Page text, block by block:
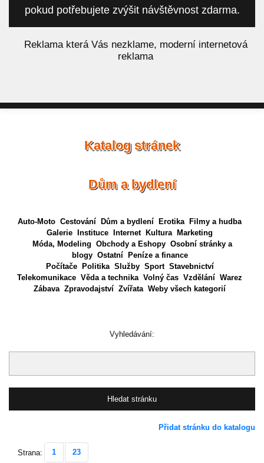
pokud potřebujete zvýšit návštěvnost zdarma.
Reklama která Vás nezklame, moderní internetová
reklama
Katalog stránek
Dům a bydlení
Auto-Moto Cestování Dům a bydlení Erotika
Filmy a hudba
Galerie
Instituce Internet Kultura
Marketing
Móda, Modeling Obchody a Eshopy Osobní stránky a
blogy Ostatní
Peníze a finance
Počítače
Politika Služby Sport Stavebnictví
Telekomunikace Věda a technika Volný čas Vzdělání Warez
Zábava Zpravodajství Zvířata Weby všech kategorií
Vyhledávání:
Přidat stránku do katalogu
Strana: 1 23